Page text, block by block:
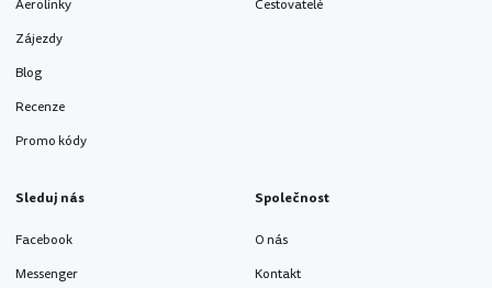
Aerolinky
Zájezdy
Blog
Recenze
Promo kódy
Cestovatelé
Sleduj nás
Facebook
Messenger
Společnost
O nás
Kontakt